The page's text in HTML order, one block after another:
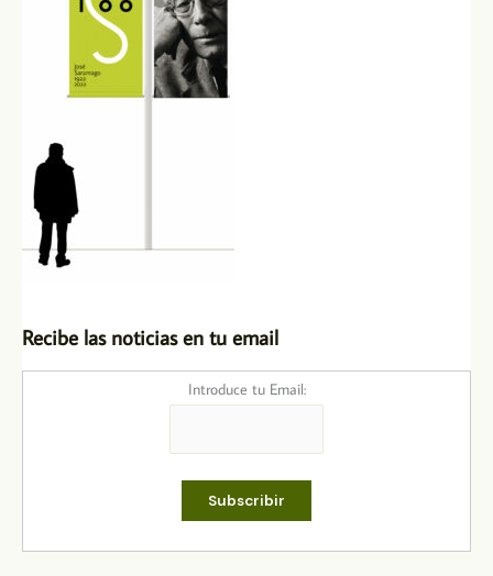
Recibe las noticias en tu email
Introduce tu Email: